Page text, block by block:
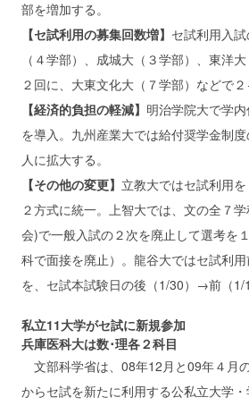
部を増加する。
【セ試利用の募集回数増】 セ試利用入
（４学部）、成城大（３学部）、東洋
２回に、大東文化大（７学部）などで
【経済的負担の軽減】 明治学院大で学
を導入。九州産業大では給付奨学金制
人に拡大する。
【その他の変更】 立教大ではセ試利用
２方式に統一。上智大では、文の全７
会)で一般入試の２次を廃止して選考を
科で面接を廃止）。龍谷大ではセ試利
を、セ試本試験日の後（1/30）→前（1/
私立11大学がセ試に新規参加
兵庫医科大は数･理各２科目
文部科学省は、08年12月と09年４月
からセ試を新たに利用する公私立大学